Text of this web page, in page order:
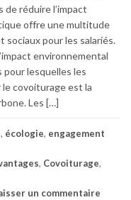
de réduire l’impact
offre une multitude
sociaux pour les salariés.
environnemental
pour lesquelles les
covoiturage est la
Les […]
, écologie, engagement
, Covoiturage,
un commentaire